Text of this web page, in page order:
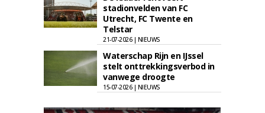
stadionvelden van FC
Utrecht, FC Twente en
Telstar
21-07-2026 | NIEUWS
Waterschap Rijn en IJssel
stelt onttrekkingsverbod in
vanwege droogte
15-07-2026 | NIEUWS